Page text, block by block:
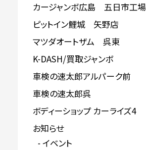
カージャンボ広島 五日市工場
ピットイン鯉城 矢野店
マツダオートザム 呉東
K-DASH/買取ジャンボ
車検の速太郎アルパーク前
車検の速太郎呉
ボディーショップ カーライズ4
お知らせ
イベント